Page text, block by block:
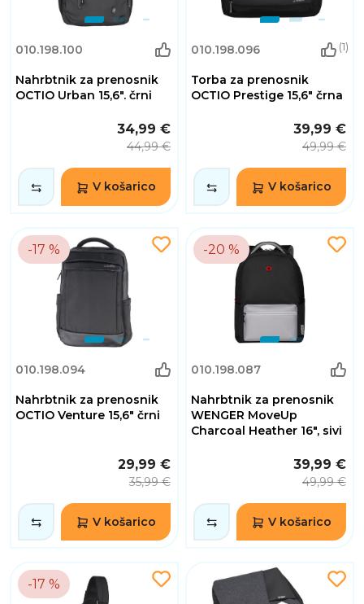
010.198.100
Nahrbtnik za prenosnik
OCTIO Urban 15,6". črni
34,99 €
44,99 €
V košarico
010.198.096 (1)
Torba za prenosnik
OCTIO Prestige 15,6" črna
39,99 €
49,99 €
V košarico
-17 %
010.198.094
Nahrbtnik za prenosnik
OCTIO Venture 15,6" črni
29,99 €
35,99 €
V košarico
-20 %
010.198.087
Nahrbtnik za prenosnik
WENGER MoveUp
Charcoal Heather 16", sivi
39,99 €
49,99 €
V košarico
-17 %